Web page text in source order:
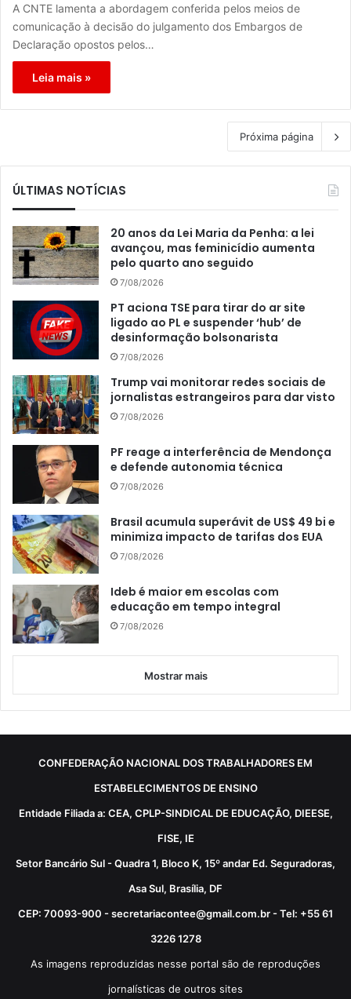
A CNTE lamenta a abordagem conferida pelos meios de
comunicação à decisão do julgamento dos Embargos de
Declaração opostos pelos…
Leia mais »
Próxima página
ÚLTIMAS NOTÍCIAS
20 anos da Lei Maria da Penha: a lei
avançou, mas feminicídio aumenta
pelo quarto ano seguido
7/08/2026
PT aciona TSE para tirar do ar site
ligado ao PL e suspender ‘hub’ de
desinformação bolsonarista
7/08/2026
Trump vai monitorar redes sociais de
jornalistas estrangeiros para dar visto
7/08/2026
PF reage a interferência de Mendonça
e defende autonomia técnica
7/08/2026
Brasil acumula superávit de US$ 49 bi e
minimiza impacto de tarifas dos EUA
7/08/2026
Ideb é maior em escolas com
educação em tempo integral
7/08/2026
Mostrar mais
CONFEDERAÇÃO NACIONAL DOS TRABALHADORES EM
ESTABELECIMENTOS DE ENSINO
Entidade Filiada a: CEA, CPLP-SINDICAL DE EDUCAÇÃO, DIEESE,
FISE, IE
Setor Bancário Sul - Quadra 1, Bloco K, 15º andar Ed. Seguradoras,
Asa Sul, Brasília, DF
CEP: 70093-900 - secretariacontee@gmail.com.br - Tel: +55 61
3226 1278
As imagens reproduzidas nesse portal são de reproduções
jornalísticas de outros sites